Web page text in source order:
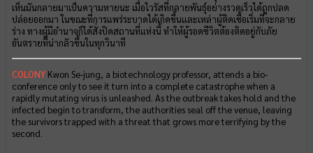
เห็นมันกลายมาเป็นความหายนะ เมื่อไวรัสที่กลายพันธุ์อย่างรวดเร็วได้ถูกปลด
ปล่อยออกมา ในขณะที่การแพร่ระบาดได้เกิดขึ้นและเหล่าผู้ติดเชื้อเริ่มที่จะกลาย
ร่าง ทางผู้มีอำนาจก็ได้สั่งปิดสถานที่แห่งนี้ ทำให้ผู้รอดชีวิตต้องติดอยู่กับภัย
อันตรายที่น่ากลัวขึ้นในทุกวินาที
COLONY Kwon Se-jung, a biotechnology professor, attends a bio-
conference only to see it turn into a complete catastrophe when a
rapidly mutating virus is unleashed. As the outbreak takes hold and the
infected begin to transform, the authorities seal off the venue, leaving
the survivors trapped with a threat that grows more terrifying by the
second.